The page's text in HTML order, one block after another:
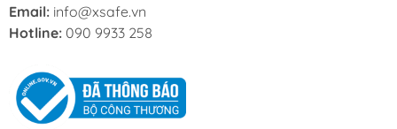
Email: info@xsafe.vn
Hotline: 090 9933 258